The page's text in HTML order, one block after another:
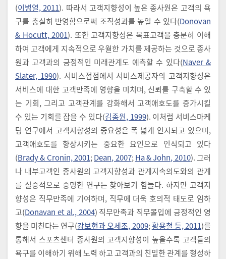
(이병열, 2011). 따라서 고객지향성이 높은 종사원은 고객의 욕
구를 충실히 반영함으로써 조직성과를 높일 수 있다(Donovan
& Hocutt, 2001). 또한 고객지향성은 목표고객을 충분히 이해
하여 고객에게 지속적으로 우월한 가치를 제공하는 것으로 종사
원과 고객과의 긍정적인 미래관계도 예측할 수 있다(Naver &
Slater, 1990). 서비스접점에서 서비스제공자의 고객지향성은
서비스에 대한 고객만족에 영향을 미치며, 신뢰를 구축할 수 있
는 기회, 그리고 고객관계를 강화해서 고객애호도를 증가시킬
수 있는 기회를 잡을 수 있다(김종원, 1999). 이처럼 서비스마케
팅 연구에서 고객지향성의 중요성은 폭 넓게 인지되고 있으며,
고객애호도를 향상시키는 중요한 요인으로 인식되고 있다
(Brady & Cronin, 2001; Dean, 2007; Ha & John, 2010). 그러
나 내부고객인 종사원의 고객지향성과 관계지속의도와의 관계
를 실증적으로 증명한 연구는 찾아보기 힘들다. 하지만 고객지
향성은 직무만족에 기여하며, 직무에 더욱 호의적 태도로 임하
고(Donavan et al., 2004) 직무만족과 직무몰입에 긍정적인 영
향을 미친다는 연구(강보현과 오세조, 2009;황용철 등, 2011)를
통해서 스포츠센터 종사원의 고객지향성이 높을수록 고객들의
욕구를 이해하기 위해 노력 하고 고객과의 친밀한 관계를 형성하